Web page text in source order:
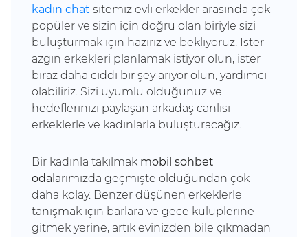
kadın chat sitemiz evli erkekler arasında çok
popüler ve sizin için doğru olan biriyle sizi
buluşturmak için hazırız ve bekliyoruz. İster
azgın erkekleri planlamak istiyor olun, ister
biraz daha ciddi bir şey arıyor olun, yardımcı
olabiliriz. Sizi uyumlu olduğunuz ve
hedeflerinizi paylaşan arkadaş canlısı
erkeklerle ve kadınlarla buluşturacağız.
Bir kadınla takılmak mobil sohbet
odalarımızda geçmişte olduğundan çok
daha kolay. Benzer düşünen erkeklerle
tanışmak için barlara ve gece kulüplerine
gitmek yerine, artık evinizden bile çıkmadan